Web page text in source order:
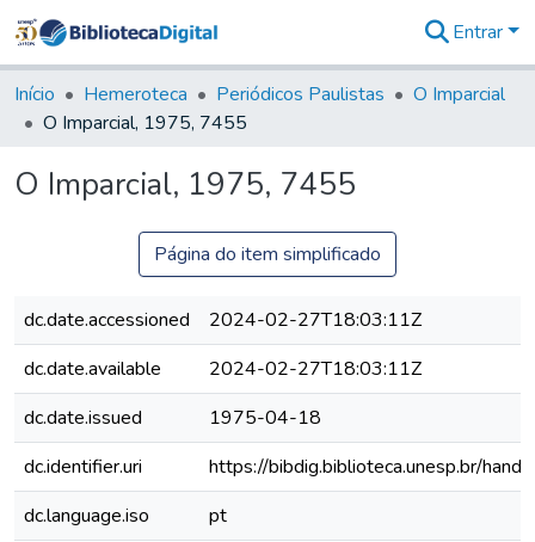
&
Coleções
Tudo na
Digital
Entrar
Início Hemeroteca Periódicos Paulistas
O Imparcial
O Imparcial, 1975, 7455
O Imparcial, 1975, 7455
Página do item simplificado
dc.date.accessioned
2024-02-27T18:03:11Z
dc.date.available
2024-02-27T18:03:11Z
dc.date.issued
1975-04-18
dc.identifier.uri
https://bibdig.biblioteca.unesp.br/
dc.language.iso
pt